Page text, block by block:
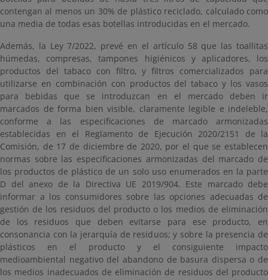
contengan al menos un 30% de plástico reciclado, calculado como
una media de todas esas botellas introducidas en el mercado.
Además, la Ley 7/2022, prevé en el artículo 58 que las toallitas
húmedas, compresas, tampones higiénicos y aplicadores, los
productos del tabaco con filtro, y filtros comercializados para
utilizarse en combinación con productos del tabaco y los vasos
para bebidas que se introduzcan en el mercado deben ir
marcados de forma bien visible, claramente legible e indeleble,
conforme a las especificaciones de marcado armonizadas
establecidas en el Reglamento de Ejecución 2020/2151 de la
Comisión, de 17 de diciembre de 2020, por el que se establecen
normas sobre las especificaciones armonizadas del marcado de
los productos de plástico de un solo uso enumerados en la parte
D del anexo de la Directiva UE 2019/904. Este marcado debe
informar a los consumidores sobre las opciones adecuadas de
gestión de los residuos del producto o los medios de eliminación
de los residuos que deben evitarse para ese producto, en
consonancia con la jerarquía de residuos; y sobre la presencia de
plásticos en el producto y el consiguiente impacto
medioambiental negativo del abandono de basura dispersa o de
los medios inadecuados de eliminación de residuos del producto